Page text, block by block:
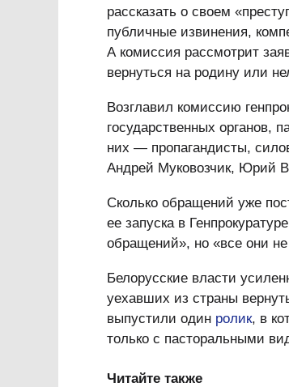
рассказать о своем
публичные извинения,
А комиссия рассмотрит
вернуться на родину или
Возглавил комиссию
государственных органов,
них — пропагандисты,
Андрей Муковозчик, Юрий
Сколько обращений уже
ее запуска в Генпрокуратуре
обращений», но «все они
Белорусские власти
уехавших из страны
выпустили один ролик, в
только с пасторальными
Читайте также